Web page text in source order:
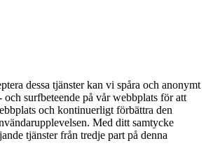
dessa tjänster kan vi spåra och anonymt
och surfbeteende på vår webbplats för att
och kontinuerligt förbättra den
Med ditt samtycke
tjänster från tredje part på denna